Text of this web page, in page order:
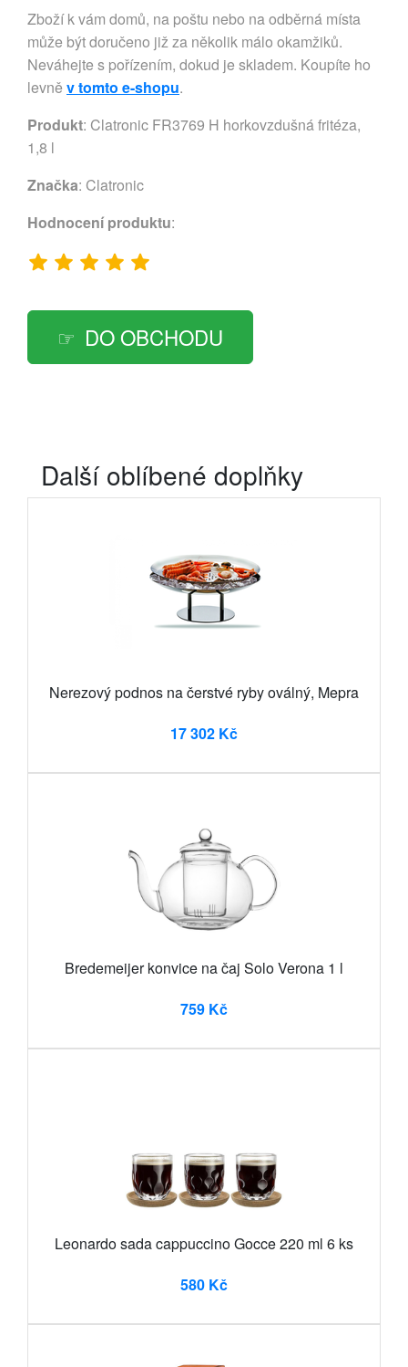
Zboží k vám domů, na poštu nebo na odběrná místa
může být doručeno již za několik málo okamžiků.
Neváhejte s pořízením, dokud je skladem. Koupíte ho
levně v tomto e-shopu.
Produkt: Clatronic FR3769 H horkovzdušná fritéza,
1,8 l
Značka: Clatronic
Hodnocení produktu:
DO OBCHODU
Další oblíbené doplňky
Nerezový podnos na čerstvé ryby oválný, Mepra
17 302 Kč
Bredemeijer konvice na čaj Solo Verona 1 l
759 Kč
Leonardo sada cappuccino Gocce 220 ml 6 ks
580 Kč